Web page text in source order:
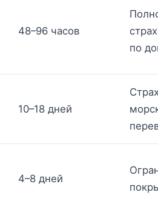
48–96 часов
по
10–18 дней
4–8 дней